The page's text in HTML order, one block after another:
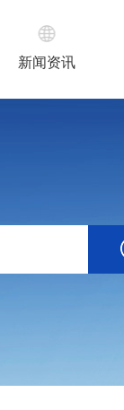
新闻资讯